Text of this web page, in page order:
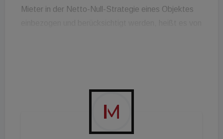
Mieter in der Netto-Null-Strategie eines Objektes
eine bessere Welt für zukünftige Generationen zu
schaffen. Gleichzeitig trägt es auch dazu bei, das
Klimarisiko in unseren Immobilienstrategien zu
mindern und unsere Investitionen zukunftssicher zu